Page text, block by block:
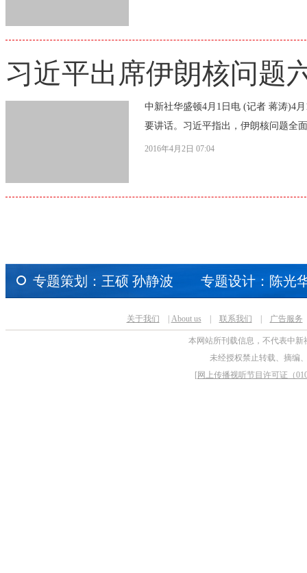
习近平出席伊朗核问题
中新社华盛顿4月1日电 (记者 蒋涛)4
要讲话。习近平指出，伊朗核问题全
2016年4月2日 07:04
专题策划：王硕 孙静波 专题设计：陈光
关于我们 About us 联系我们 广告服务
本网站所刊载信息，不代表中
未经授权禁止转载、摘编
[网上传播视听节目许可证（